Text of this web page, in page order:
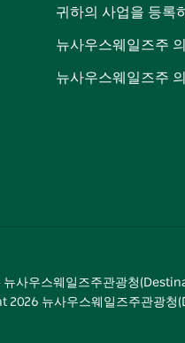
램
귀하의 사업을 등록
뉴사우스웨일즈주
뉴사우스웨일즈주
사우스웨일즈주관광청
2026 뉴사우스웨일즈주관광청